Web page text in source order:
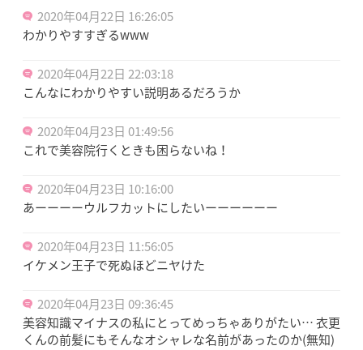
2020年04月22日 16:26:05
わかりやすすぎるwww
2020年04月22日 22:03:18
こんなにわかりやすい説明あるだろうか
2020年04月23日 01:49:56
これで美容院行くときも困らないね！
2020年04月23日 10:16:00
あーーーーウルフカットにしたいーーーーーー
2020年04月23日 11:56:05
イケメン王子で死ぬほどニヤけた
2020年04月23日 09:36:45
美容知識マイナスの私にとってめっちゃありがたい… 衣更
くんの前髪にもそんなオシャレな名前があったのか(無知)